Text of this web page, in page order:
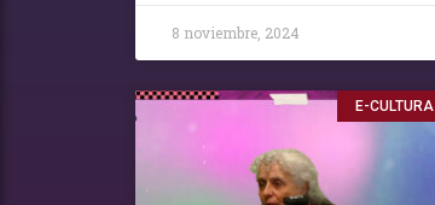
8 noviembre, 2024
E-CULTURA